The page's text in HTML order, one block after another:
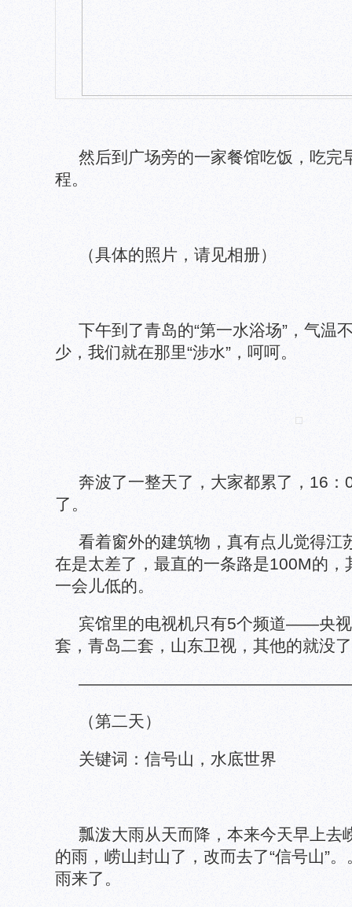
然后到广场旁的一家餐馆吃饭，吃完
程。
（具体的照片，请见相册）
下午到了青岛的“第一水浴场”，气温
少，我们就在那里“涉水”，呵呵。
奔波了一整天了，大家都累了，16
了。
看着窗外的建筑物，真有点儿觉得江
在是太差了，最直的一条路是100M的，
一会儿低的。
宾馆里的电视机只有5个频道——央
套，青岛二套，山东卫视，其他的就没
（第二天）
关键词：信号山，水底世界
瓢泼大雨从天而降，本来今天早上去
的雨，崂山封山了，改而去了“信号山”
雨来了。